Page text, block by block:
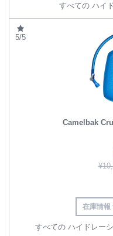
すべての ハイ
5/5
Camelbak
¥
在庫情報
すべての ハイドレー